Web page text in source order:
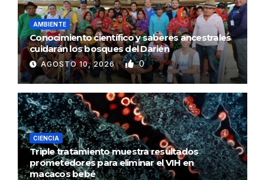
AMBIENTE
Conocimiento científico y saberes ancestrales
cuidarán los bosques del Darién
AGOSTO 10, 2026 0
CIENCIA
Triple tratamiento muestra resultados
prometedores para eliminar el VIH en
macacos bebé